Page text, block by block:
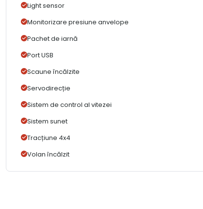
Light sensor
Monitorizare presiune anvelope
Pachet de iarnă
Port USB
Scaune încălzite
Servodirecție
Sistem de control al vitezei
Sistem sunet
Tracțiune 4x4
Volan încălzit